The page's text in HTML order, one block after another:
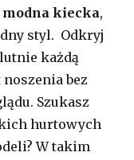
kiecka,
styl. Odkryj
każdą
bez
Szukasz
hurtowych
W takim